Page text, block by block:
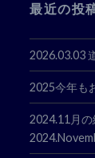
最近の投
2026.03.03
2025今年も
2024.11月